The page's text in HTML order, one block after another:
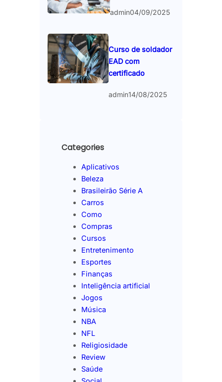
admin04/09/2025
Curso de soldador
EAD com
certificado
admin14/08/2025
Categories
Aplicativos
Beleza
Brasileirão Série A
Carros
Como
Compras
Cursos
Entretenimento
Esportes
Finanças
Inteligência artificial
Jogos
Música
NBA
NFL
Religiosidade
Review
Saúde